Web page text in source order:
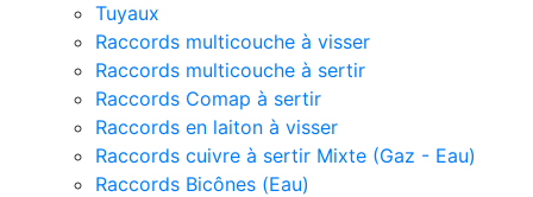
Tuyaux
Raccords multicouche à visser
Raccords multicouche à sertir
Raccords Comap à sertir
Raccords en laiton à visser
Raccords cuivre à sertir Mixte (Gaz - Eau)
Raccords Bicônes (Eau)